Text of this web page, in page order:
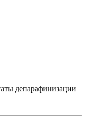
депарафинизации